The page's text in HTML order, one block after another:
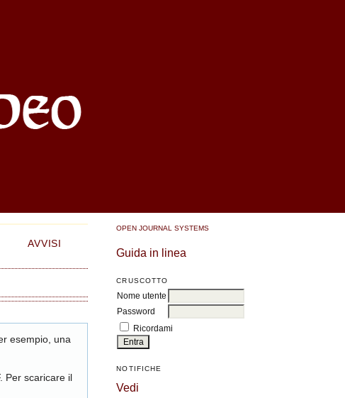
OPEN JOURNAL SYSTEMS
Guida in linea
CRUSCOTTO
Nome utente
Password
Ricordami
NOTIFICHE
Vedi
AVVISI
esempio, una
Per scaricare il